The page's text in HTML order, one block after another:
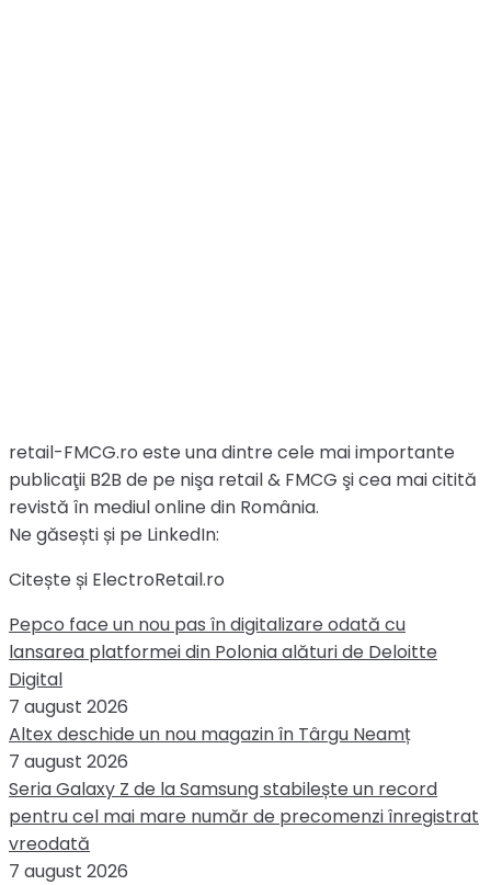
retail-FMCG.ro este una dintre cele mai importante
publicaţii B2B de pe nişa retail & FMCG şi cea mai citită
revistă în mediul online din România.
Ne găsești și pe LinkedIn:
Citește și ElectroRetail.ro
Pepco face un nou pas în digitalizare odată cu
lansarea platformei din Polonia alături de Deloitte
Digital
7 august 2026
Altex deschide un nou magazin în Târgu Neamț
7 august 2026
Seria Galaxy Z de la Samsung stabilește un record
pentru cel mai mare număr de precomenzi înregistrat
vreodată
7 august 2026